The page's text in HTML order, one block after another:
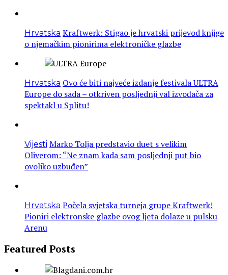
Hrvatska Kraftwerk: Stigao je hrvatski prijevod knjige
o njemačkim pionirima elektroničke glazbe
Hrvatska Ovo će biti najveće izdanje festivala ULTRA
Europe do sada – otkriven posljednji val izvođača za
spektakl u Splitu!
Vijesti Marko Tolja predstavio duet s velikim
Oliverom: “Ne znam kada sam posljednji put bio
ovoliko uzbuđen”
Hrvatska Počela svjetska turneja grupe Kraftwerk!
Pioniri elektronske glazbe ovog ljeta dolaze u pulsku
Arenu
Featured Posts